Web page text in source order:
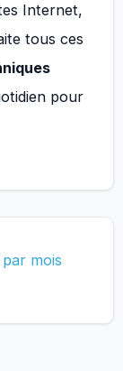
Internet,
tous ces
pour